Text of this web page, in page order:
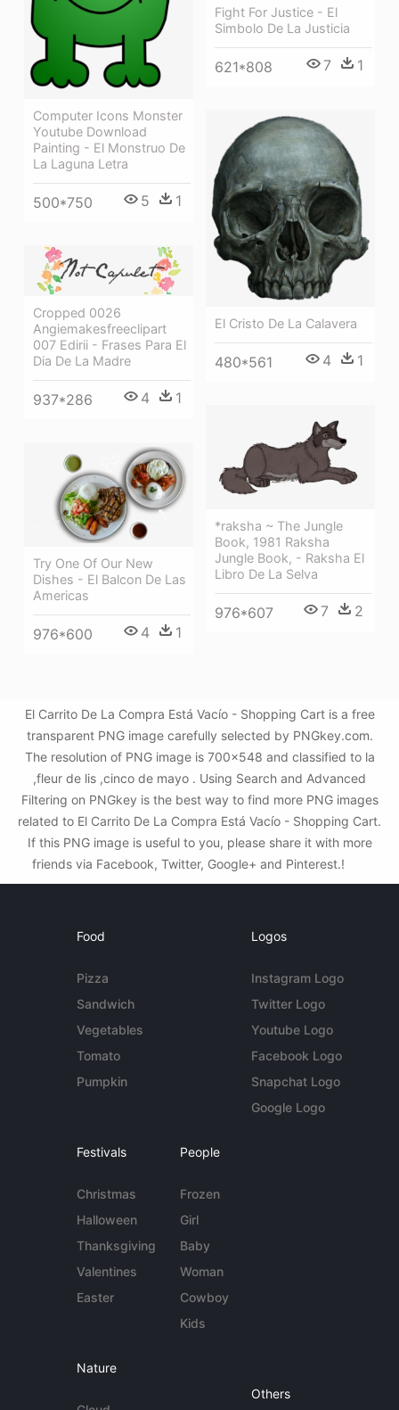
Fight For Justice - El
Simbolo De La Justicia
621*808 7 1
Computer Icons Monster
Youtube Download
Painting - El Monstruo De
La Laguna Letra
500*750 5 1
El Cristo De La Calavera
480*561 4 1
Cropped 0026
Angiemakesfreeclipart
007 Edirii - Frases Para El
Dia De La Madre
937*286 4 1
*raksha ~ The Jungle
Book, 1981 Raksha
Jungle Book, - Raksha El
Libro De La Selva
976*607 7 2
Try One Of Our New
Dishes - El Balcon De Las
Americas
976*600 4 1
El Carrito De La Compra Está Vacío - Shopping Cart is a free
transparent PNG image carefully selected by PNGkey.com.
The resolution of PNG image is 700x548 and classified to la
,fleur de lis ,cinco de mayo . Using Search and Advanced
Filtering on PNGkey is the best way to find more PNG images
related to El Carrito De La Compra Está Vacío - Shopping Cart.
If this PNG image is useful to you, please share it with more
friends via Facebook, Twitter, Google+ and Pinterest.!
Food
Pizza
Sandwich
Vegetables
Tomato
Pumpkin
Logos
Instagram Logo
Twitter Logo
Youtube Logo
Facebook Logo
Snapchat Logo
Google Logo
Festivals
Christmas
Halloween
Thanksgiving
Valentines
Easter
People
Frozen
Girl
Baby
Woman
Cowboy
Kids
Nature
Others